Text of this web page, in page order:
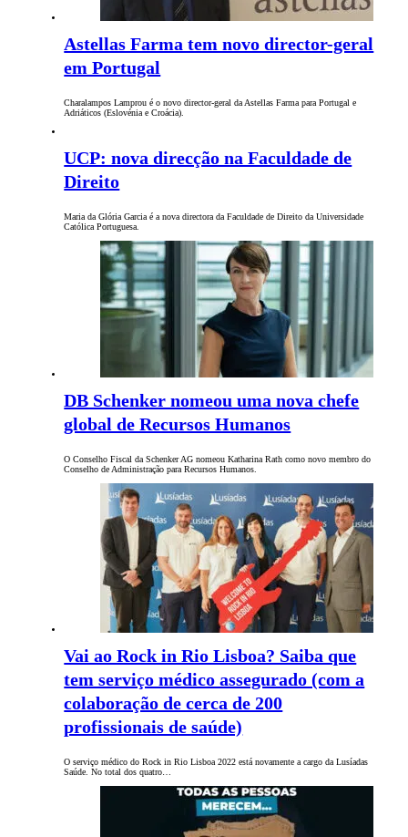
Astellas Farma tem novo director-geral
em Portugal
Charalampos Lamprou é o novo director-geral da Astellas Farma para Portugal e
Adriáticos (Eslovénia e Croácia).
UCP: nova direcção na Faculdade de
Direito
Maria da Glória Garcia é a nova directora da Faculdade de Direito da Universidade
Católica Portuguesa.
DB Schenker nomeou uma nova chefe
global de Recursos Humanos
O Conselho Fiscal da Schenker AG nomeou Katharina Rath como novo membro do
Conselho de Administração para Recursos Humanos.
Vai ao Rock in Rio Lisboa? Saiba que
tem serviço médico assegurado (com a
colaboração de cerca de 200
profissionais de saúde)
O serviço médico do Rock in Rio Lisboa 2022 está novamente a cargo da Lusíadas
Saúde. No total dos quatro…